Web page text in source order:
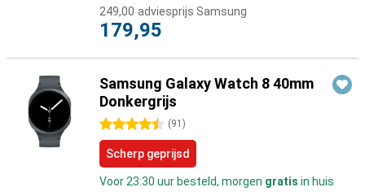
249,00 adviesprijs Samsung
179,95
Samsung Galaxy Watch 8 40mm
Donkergrijs
4.5 sterren (91 )
Scherp geprijsd
Voor 23:30 uur besteld, morgen gratis in huis